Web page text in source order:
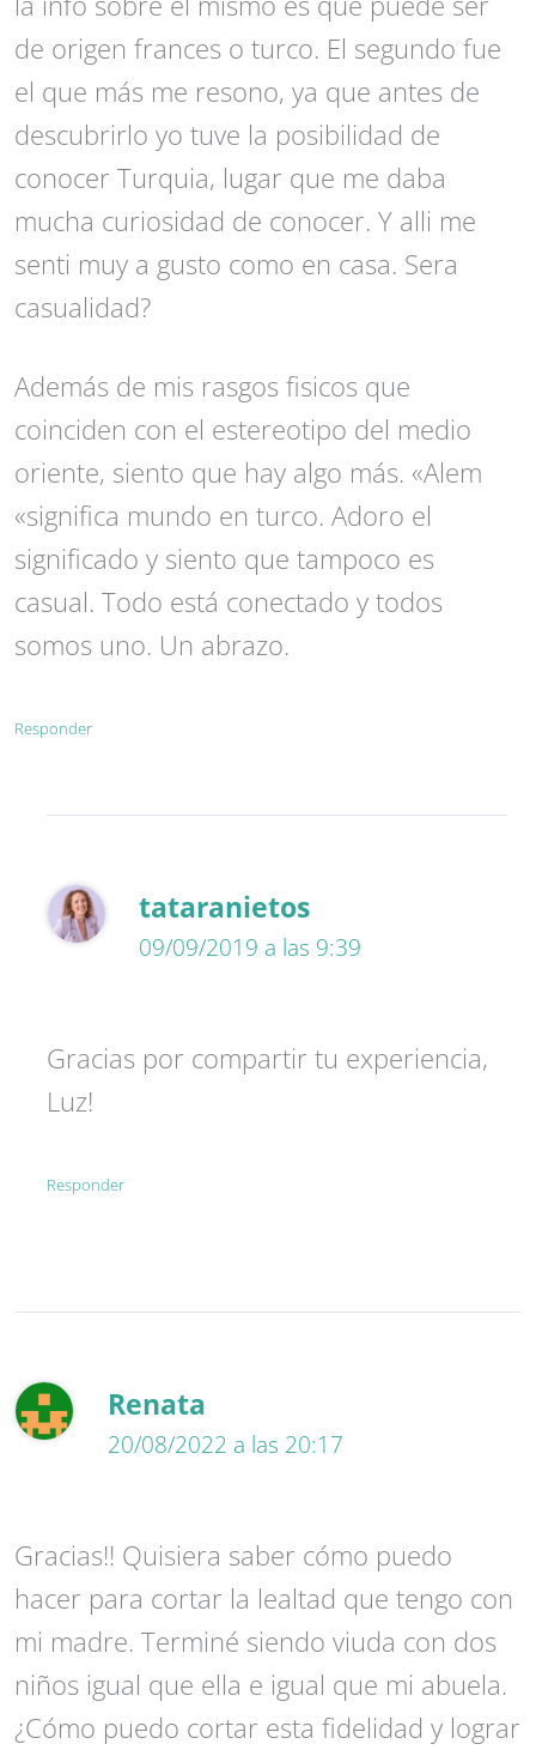
de origen frances o turco. El segundo fue
el que más me resono, ya que antes de
descubrirlo yo tuve la posibilidad de
conocer Turquia, lugar que me daba
mucha curiosidad de conocer. Y alli me
senti muy a gusto como en casa. Sera
casualidad?
Además de mis rasgos fisicos que
coinciden con el estereotipo del medio
oriente, siento que hay algo más. «Alem
«significa mundo en turco. Adoro el
significado y siento que tampoco es
casual. Todo está conectado y todos
somos uno. Un abrazo.
Responder
tataranietos
09/09/2019 a las 9:39
Gracias por compartir tu experiencia,
Luz!
Responder
Renata
20/08/2022 a las 20:17
Gracias!! Quisiera saber cómo puedo
hacer para cortar la lealtad que tengo con
mi madre. Terminé siendo viuda con dos
niños igual que ella e igual que mi abuela.
¿Cómo puedo cortar esta fidelidad y lograr